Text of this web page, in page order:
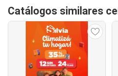
Catálogos similares